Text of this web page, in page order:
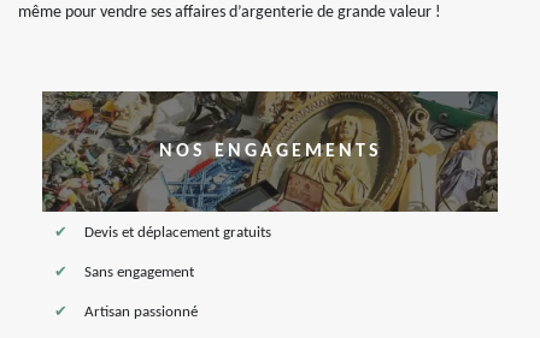
même pour vendre ses affaires d’argenterie de grande valeur !
NOS ENGAGEMENTS
Devis et déplacement gratuits
Sans engagement
Artisan passionné